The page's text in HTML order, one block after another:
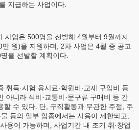
지급하는 사업이다.
사업은 500명을 선발해 4월부터 9월까지
원)을 지원하며, 2차 사업은 4월 중 공고
을 선발할 계획이다.
취득·시험 응시료·학원비·교재 구입비 등
아니라 식비·교통비·문구류 구매비 등 간
할 수 있다. 단, 구직활동과 무관한 주점, 주
등의 일부 업종에서는 사용이 제한되고,
용이 가능하며, 사업기간 내 조기 취·창업